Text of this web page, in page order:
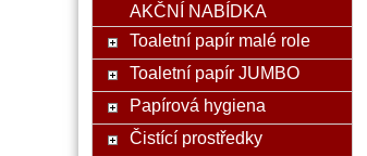
AKČNÍ NABÍDKA
Toaletní papír malé role
Toaletní papír JUMBO
Papírová hygiena
Čistící prostředky